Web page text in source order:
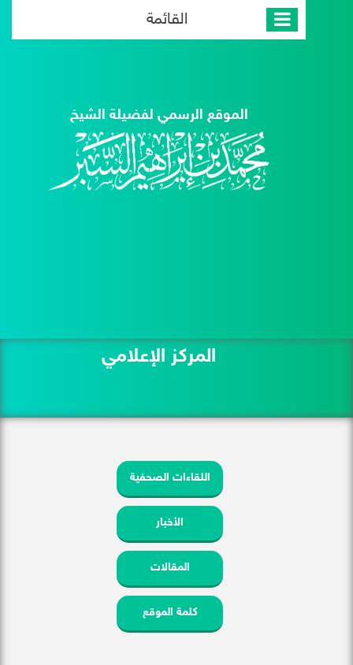
القائمة
الموقع الرسمي لفضيلة الشيخ
المركز الإعلامي
اللقاءات الصحفية
الأخبار
المقالات
كلمة الموقع